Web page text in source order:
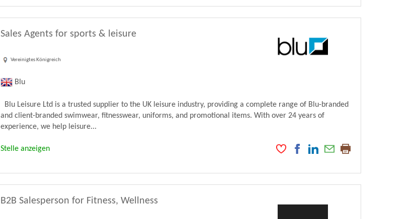
Sales Agents for sports & leisure
Vereinigtes Königreich
Blu
Blu Leisure Ltd is a trusted supplier to the UK leisure industry, providing a complete range of Blu-branded
and client-branded swimwear, fitnesswear, uniforms, and promotional items. With over 24 years of
experience, we help leisure...
Stelle anzeigen
B2B Salesperson for Fitness, Wellness